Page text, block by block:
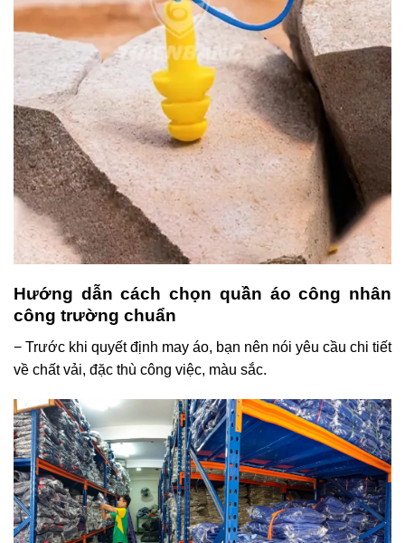
Hướng dẫn cách chọn quần áo công nhân
công trường chuẩn
− Trước khi quyết định may áo, bạn nên nói yêu cầu chi tiết
về chất vải, đặc thù công việc, màu sắc.